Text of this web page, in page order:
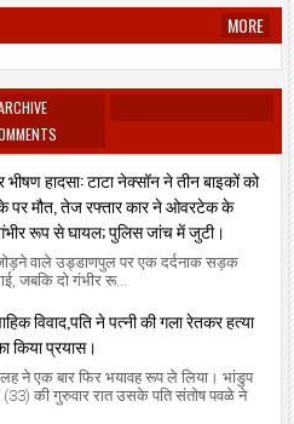
MORE
हादसा: टाटा नेक्सॉन ने तीन बाइकों को
पर मौत, तेज रफ्तार कार ने ओवरटेक के
गंभीर रूप से घायल; पुलिस जांच में जुटी।
वाले उड्डाणपुल पर एक दर्दनाक सड़क
जबकि दो गंभीर रू...
विवाद,पति ने पत्नी की गला रेतकर हत्या
किया प्रयास।
ने एक बार फिर भयावह रूप ले लिया। भांडुप
(33) की गुरुवार रात उसके पति संतोष पवळे ने